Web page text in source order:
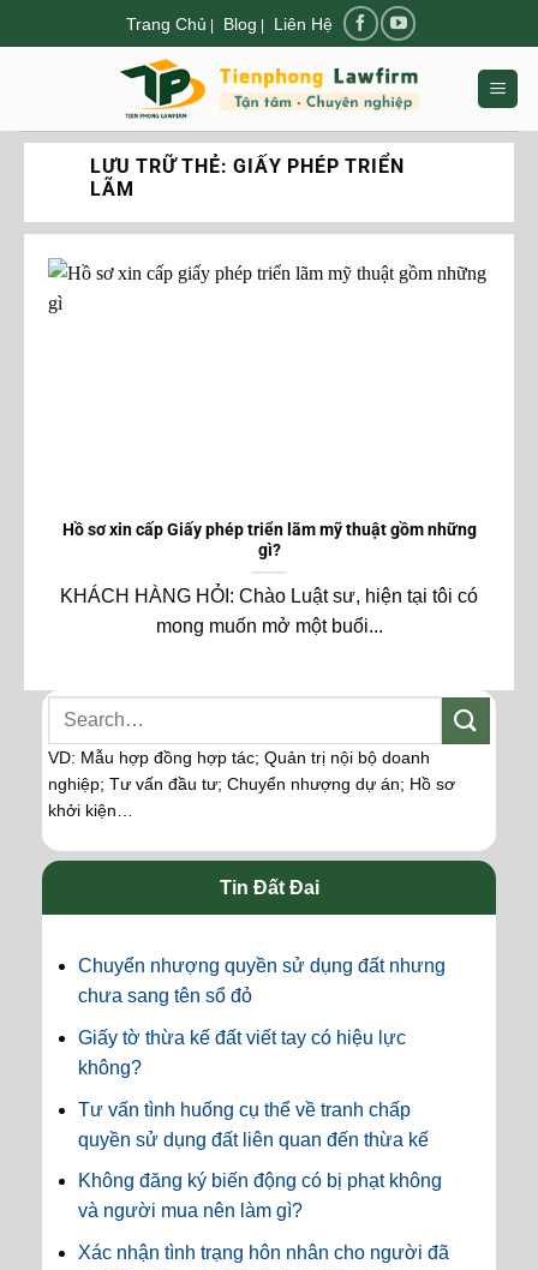
đến
Trang Chủ | Blog | Liên Hệ
LƯU TRỮ THẺ:GIẤY PHÉP TRIỂN
LÃM
Hồ sơ xin cấp Giấy phép triển lãm mỹ thuật gồm những
gì?
KHÁCH HÀNG HỎI: Chào Luật sư, hiện tại tôi có
mong muốn mở một buổi...
VD: Mẫu hợp đồng hợp tác; Quản trị nội bộ doanh
nghiệp; Tư vấn đầu tư; Chuyển nhượng dự án; Hồ sơ
khởi kiện…
Tin Đất Đai
Chuyển nhượng quyền sử dụng đất nhưng
chưa sang tên sổ đỏ
Giấy tờ thừa kế đất viết tay có hiệu lực
không?
Tư vấn tình huống cụ thể về tranh chấp
quyền sử dụng đất liên quan đến thừa kế
Không đăng ký biến động có bị phạt không
và người mua nên làm gì?
Xác nhận tình trạng hôn nhân cho người đã